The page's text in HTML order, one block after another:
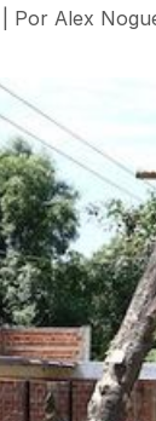
| Por Alex